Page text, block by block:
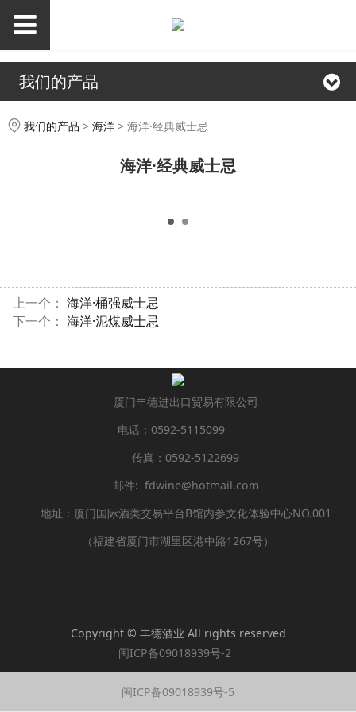
我们的产品
海洋·经典威士忌
我们的产品 > 海洋 > 海洋·经典威士忌
海洋·经典威士忌
上一个： 海洋·桶强威士忌
下一个： 海洋·泥煤威士忌
厦门丰德进出口贸易有限公司
电话：0592-5115099
传真：0592-5122699
邮件: fdwine@hotmail.com
地址：厦门国际酒类交易平台B馆内参文化体验中心NO.001
（福建省厦门市湖里区港中路1267号）
Copyright © 丰德酒业 All rights reserved
闽ICP备09018939号-2
闽ICP备09018939号-5